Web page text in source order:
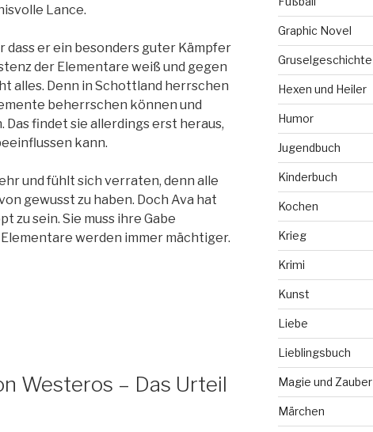
Lance.
dass er ein besonders guter Kämpfer
der Elementare weiß und gegen
alles. Denn in Schottland herrschen
beherrschen können und
findet sie allerdings erst heraus,
kann.
und fühlt sich verraten, denn alle
gewusst zu haben. Doch Ava hat
zu sein. Sie muss ihre Gabe
werden immer mächtiger.
Westeros – Das Urteil
Graphic Novel
Gruselgeschichte
Hexen und Heiler
Humor
Jugendbuch
Kinderbuch
Kochen
Krieg
Krimi
Kunst
Liebe
Lieblingsbuch
Magie und Zauber
Märchen